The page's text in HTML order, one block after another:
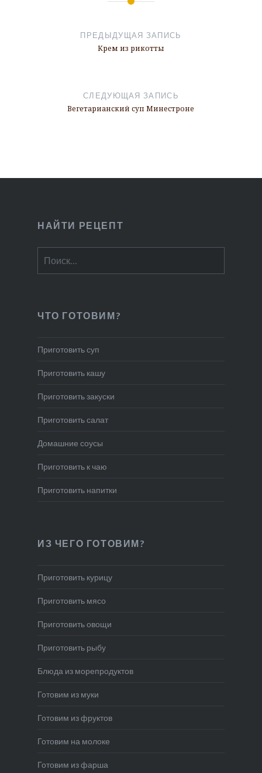
ПРЕДЫДУЩАЯ ЗАПИСЬ
Крем из рикотты
СЛЕДУЮЩАЯ ЗАПИСЬ
Вегетарианский суп Минестроне
НАЙТИ РЕЦЕПТ
ЧТО ГОТОВИМ?
Приготовить суп
Приготовить кашу
Приготовить закуски
Приготовить салат
Домашние соусы
Приготовить к чаю
Приготовить напитки
ИЗ ЧЕГО ГОТОВИМ?
Приготовить курицу
Приготовить мясо
Приготовить овощи
Приготовить рыбу
Блюда из морепродуктов
Готовим из муки
Готовим из фруктов
Готовим на молоке
Готовим из фарша